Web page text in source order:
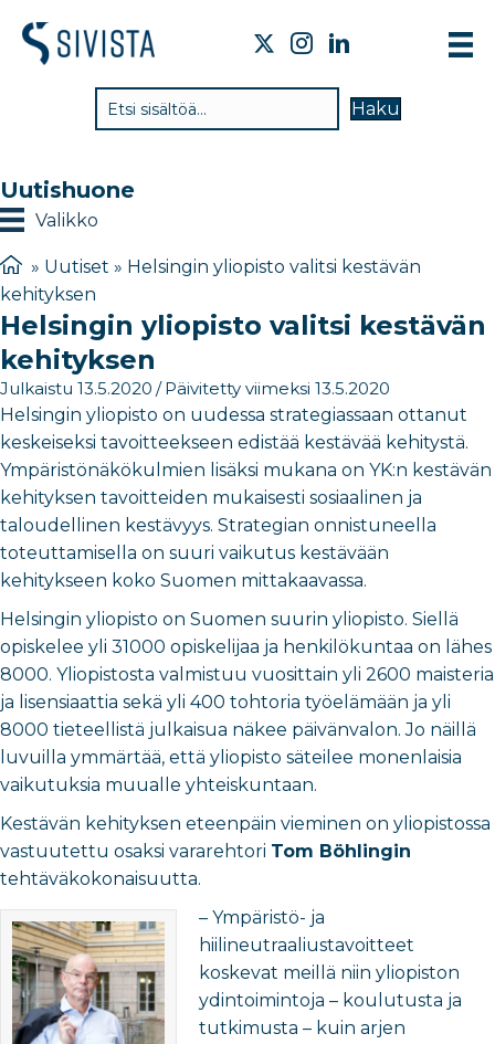
Haku
Uutishuone
Valikko
» Uutiset » Helsingin yliopisto valitsi kestävän
kehityksen
Helsingin yliopisto valitsi kestävän
kehityksen
Julkaistu 13.5.2020 / Päivitetty viimeksi 13.5.2020
Helsingin yliopisto on uudessa strategiassaan ottanut
keskeiseksi tavoitteekseen edistää kestävää kehitystä.
Ympäristönäkökulmien lisäksi mukana on YK:n kestävän
kehityksen tavoitteiden mukaisesti sosiaalinen ja
taloudellinen kestävyys. Strategian onnistuneella
toteuttamisella on suuri vaikutus kestävään
kehitykseen koko Suomen mittakaavassa.
Helsingin yliopisto on Suomen suurin yliopisto. Siellä
opiskelee yli 31000 opiskelijaa ja henkilökuntaa on lähes
8000. Yliopistosta valmistuu vuosittain yli 2600 maisteria
ja lisensiaattia sekä yli 400 tohtoria työelämään ja yli
8000 tieteellistä julkaisua näkee päivänvalon. Jo näillä
luvuilla ymmärtää, että yliopisto säteilee monenlaisia
vaikutuksia muualle yhteiskuntaan.
Kestävän kehityksen eteenpäin vieminen on yliopistossa
vastuutettu osaksi vararehtori Tom Böhlingin
tehtäväkokonaisuutta.
– Ympäristö- ja
hiilineutraaliustavoitteet
koskevat meillä niin yliopiston
ydintoimintoja – koulutusta ja
tutkimusta – kuin arjen